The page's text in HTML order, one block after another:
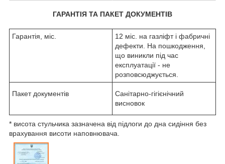
ГАРАНТІЯ ТА ПАКЕТ ДОКУМЕНТІВ
Гарантія, міс.
12 міс. на газліфт і фабричні
дефекти. На пошкодження,
що виникли під час
експлуатації - не
розповсюджується.
Пакет документів
Санітарно-гігієнічний
висновок
* висота стульчика зазначена від підлоги до дна сидіння без
врахування висоти наповнювача.